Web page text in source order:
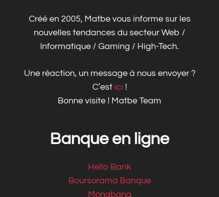
Créé en 2005, Matbe vous informe sur les
nouvelles tendances du secteur Web /
Informatique / Gaming / High-Tech.
Une réaction, un message à nous envoyer ?
C’est ici !
Bonne visite ! Matbe Team
Banque en ligne
Hello Bank
Boursorama Banque
Monabanq